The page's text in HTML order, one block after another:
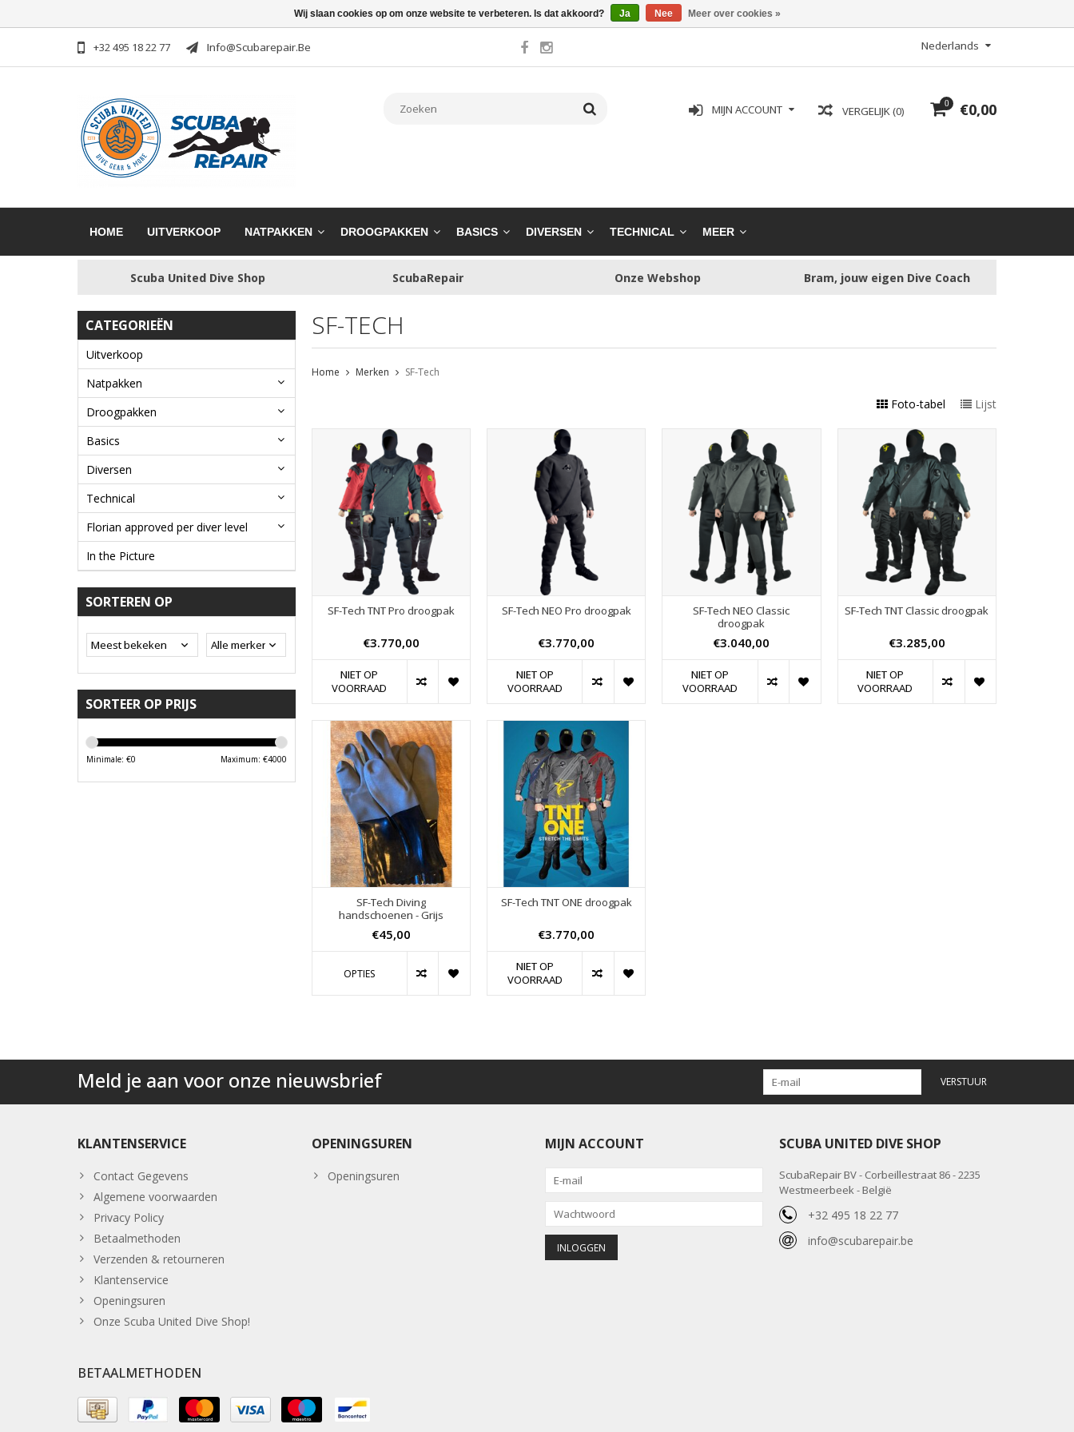
+32 495 18 22 77 Info@scubarepair.be Nederlands
0 €0,00
VERGELIJK (0)
MIJN ACCOUNT
HOME UITVERKOOP NATPAKKEN DROOGPAKKEN BASICS DIVERSEN TECHNICAL MEER
Scuba United Dive Shop ScubaRepair Onze Webshop Bram, jouw eigen Dive Coach
CATEGORIEËN
Uitverkoop
Natpakken
Droogpakken
Basics
Diversen
Technical
Florian approved per diver level
In the Picture
SORTEREN OP
SORTEER OP PRIJS
Minimale: €0 Maximum: €4000
SF-TECH
Home Merken SF-Tech
Foto-tabel Lijst
SF-Tech TNT Pro droogpak
€3.770,00
NIET OP
VOORRAAD
SF-Tech NEO Pro droogpak
€3.770,00
NIET OP
VOORRAAD
SF-Tech NEO Classic
droogpak
€3.040,00
NIET OP
VOORRAAD
SF-Tech TNT Classic droogpak
€3.285,00
NIET OP
VOORRAAD
SF-Tech Diving
handschoenen - Grijs
€45,00
OPTIES
SF-Tech TNT ONE droogpak
€3.770,00
NIET OP
VOORRAAD
Meld je aan voor onze nieuwsbrief VERSTUUR
KLANTENSERVICE
Contact Gegevens
Algemene voorwaarden
Privacy Policy
Betaalmethoden
Verzenden & retourneren
Klantenservice
Openingsuren
Onze Scuba United Dive Shop!
OPENINGSUREN
Openingsuren
MIJN ACCOUNT SCUBA UNITED DIVE SHOP
ScubaRepair BV - Corbeillestraat 86 - 2235
Westmeerbeek - België
+32 495 18 22 77
info@scubarepair.be
BETAALMETHODEN
Wij slaan cookies op om onze website te verbeteren. Is dat akkoord? Ja Nee Meer over cookies »